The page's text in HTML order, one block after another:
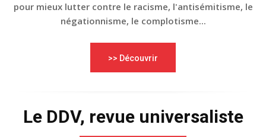
pour mieux lutter contre le racisme, l'antisémitisme, le
négationnisme, le complotisme...
>> Découvrir
Le DDV, revue universaliste